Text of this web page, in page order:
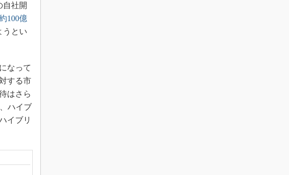
自社開
100億
うとい
なって
する市
はさら
ハイブ
イブリ